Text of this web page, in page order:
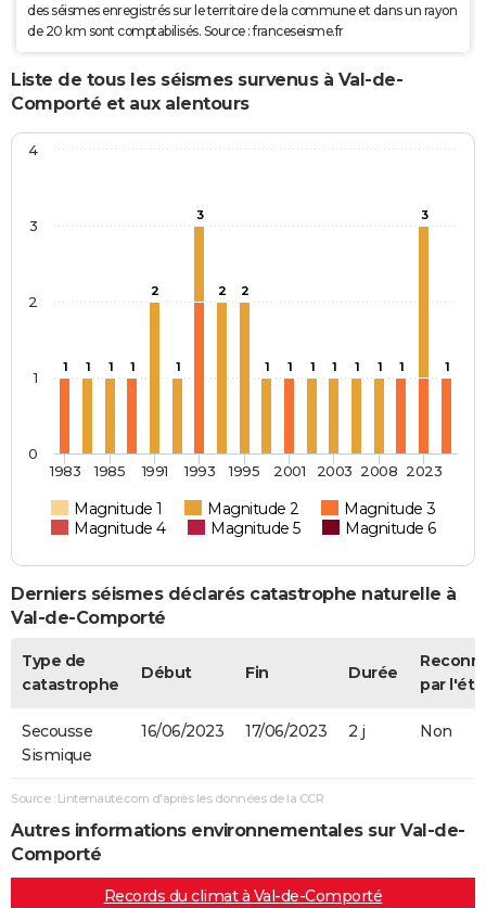
des séismes enregistrés sur le territoire de la commune et dans un rayon
de 20 km sont comptabilisés. Source : franceseisme.fr
Liste de tous les séismes survenus à Val-de-
Comporté et aux alentours
1 1 1 1
2
1
3
2 2
1 1 1 1 1 1 1
3
1
Magnitude 1 Magnitude 2
Magnitude 3
Magnitude 4
Magnitude 5 Magnitude 6
1983 1985 1991 1993 1995 2001 2003 2008 2023
0
1
2
3
4
Derniers séismes déclarés catastrophe naturelle à
Val-de-Comporté
Type de
catastrophe
Début Fin Durée
par
Secousse
Sismique
16/06/2023 17/06/2023 2 j Non
Source : Linternaute.com d'après les données de la CCR
Autres informations environnementales sur Val-de-
Comporté
Records du climat à Val-de-Comporté